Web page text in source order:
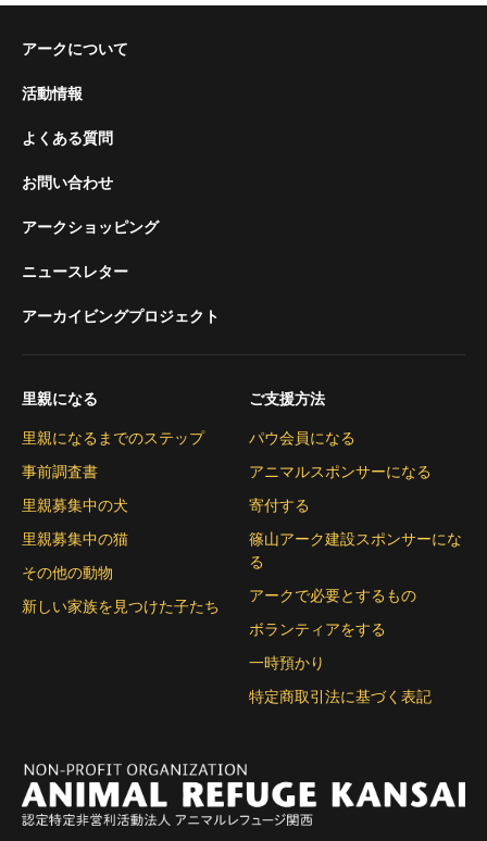
アークについて
活動情報
よくある質問
お問い合わせ
アークショッピング
ニュースレター
アーカイビングプロジェクト
里親になる
里親になるまでのステップ
事前調査書
里親募集中の犬
里親募集中の猫
その他の動物
新しい家族を見つけた子たち
ご支援方法
パウ会員になる
アニマルスポンサーになる
寄付する
篠山アーク建設スポンサーにな
る
アークで必要とするもの
ボランティアをする
一時預かり
特定商取引法に基づく表記